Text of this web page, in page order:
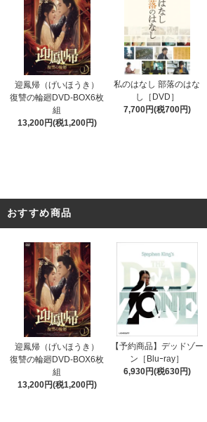
迎鳳帰（げいほうき）
復讐の輪廻DVD-BOX6枚
組
13,200円(税1,200円)
私のはなし 部落のはな
し［DVD］
7,700円(税700円)
おすすめ商品
迎鳳帰（げいほうき）
復讐の輪廻DVD-BOX6枚
組
13,200円(税1,200円)
【予約商品】デッドゾー
ン［Bluｰray］
6,930円(税630円)